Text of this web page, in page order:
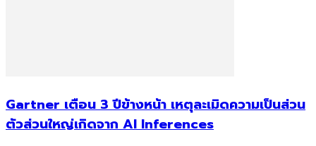
Gartner เตือน 3 ปีข้างหน้า เหตุละเมิดความเป็นส่วน
ตัวส่วนใหญ่เกิดจาก AI Inferences